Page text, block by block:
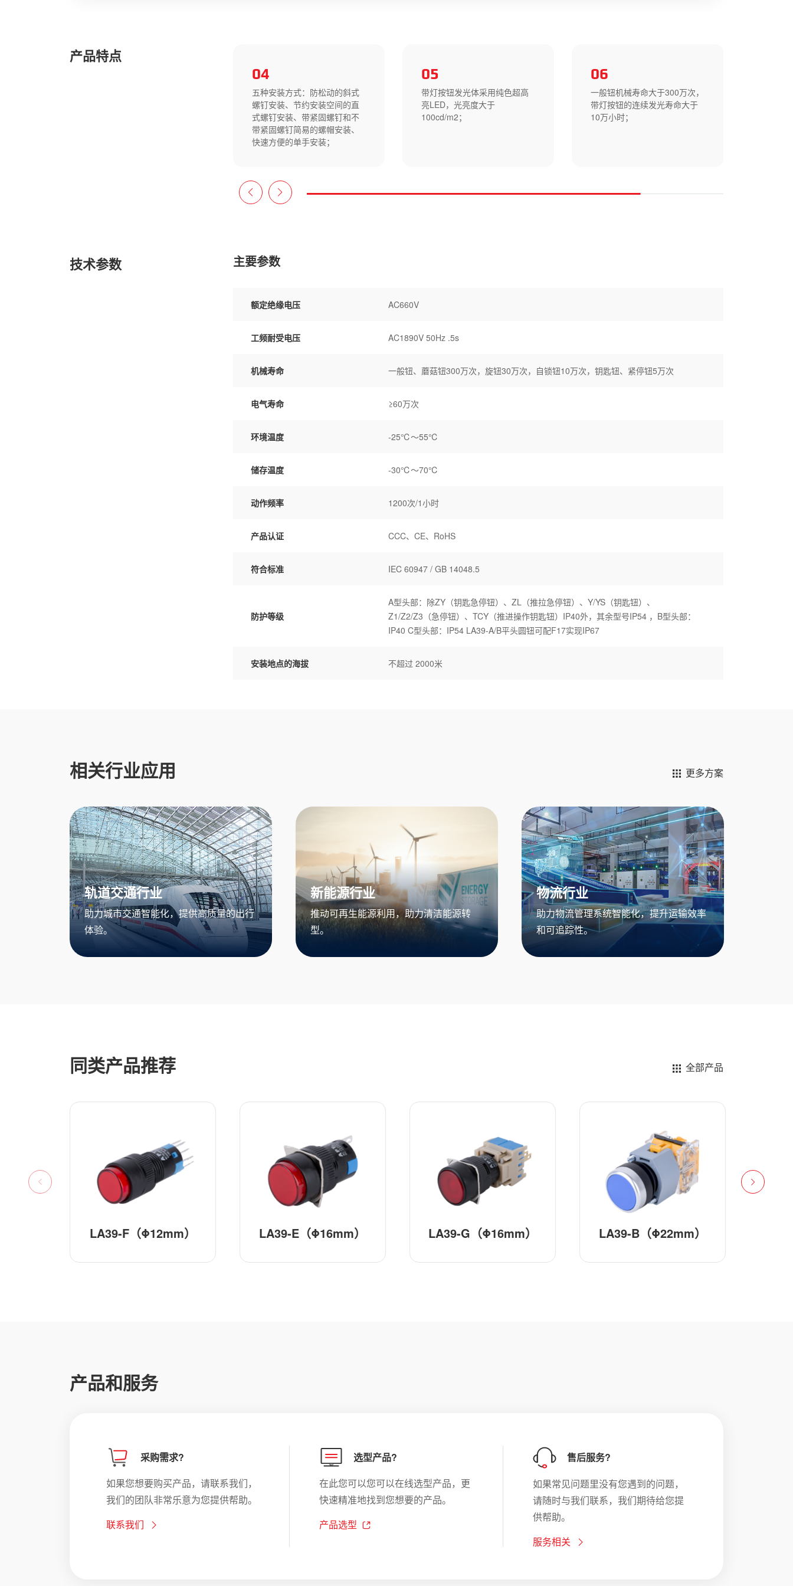
产品特点
04
五种安装方式：防松动的斜式
螺钉安装、节约安装空间的直
式螺钉安装、带紧固螺钉和不
带紧固螺钉简易的螺帽安装、
快速方便的单手安装；
05
带灯按钮发光体采用纯色超高
亮LED，光亮度大于
100cd/m2；
06
一般钮机械寿命大于300万次，
带灯按钮的连续发光寿命大于
10万小时；
技术参数 主要参数
额定绝缘电压 AC660V
工频耐受电压 AC1890V 50Hz .5s
机械寿命 一般钮、蘑菇钮300万次，旋钮30万次，自锁钮10万次，钥匙钮、紧停钮5万次
电气寿命 ≥60万次
环境温度 -25℃～55℃
储存温度 -30℃～70℃
动作频率 1200次/1小时
产品认证 CCC、CE、RoHS
符合标准 IEC 60947 / GB 14048.5
防护等级
A型头部：除ZY（钥匙急停钮）、ZL（推拉急停钮）、Y/YS（钥匙钮）、
Z1/Z2/Z3（急停钮）、TCY（推进操作钥匙钮）IP40外，其余型号IP54 ，B型头部：
IP40 C型头部：IP54 LA39-A/B平头圆钮可配F17实现IP67
安装地点的海拔 不超过 2000米
相关行业应用 更多方案
轨道交通行业
助力城市交通智能化，提供高质量的出行
体验。
新能源行业
推动可再生能源利用，助力清洁能源转
型。
物流行业
助力物流管理系统智能化，提升运输效率
和可追踪性。
同类产品推荐 全部产品
LA39-E（Φ16mm） LA39-G（Φ16mm） LA39-B（Φ22mm） LA39-J（Φ22mm）
产品和服务
采购需求?
如果您想要购买产品，请联系我们，
我们的团队非常乐意为您提供帮助。
联系我们
选型产品?
在此您可以您可以在线选型产品，更
快速精准地找到您想要的产品。
产品选型
售后服务?
如果常见问题里没有您遇到的问题，
请随时与我们联系，我们期待给您提
供帮助。
服务相关